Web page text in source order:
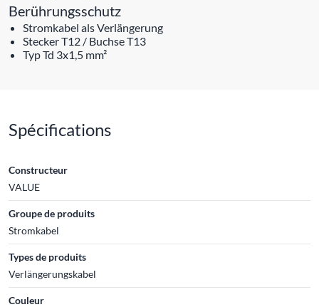
Berührungsschutz
Stromkabel als Verlängerung
Stecker T12 / Buchse T13
Typ Td 3x1,5 mm²
Spécifications
Constructeur
VALUE
Groupe de produits
Stromkabel
Types de produits
Verlängerungskabel
Couleur